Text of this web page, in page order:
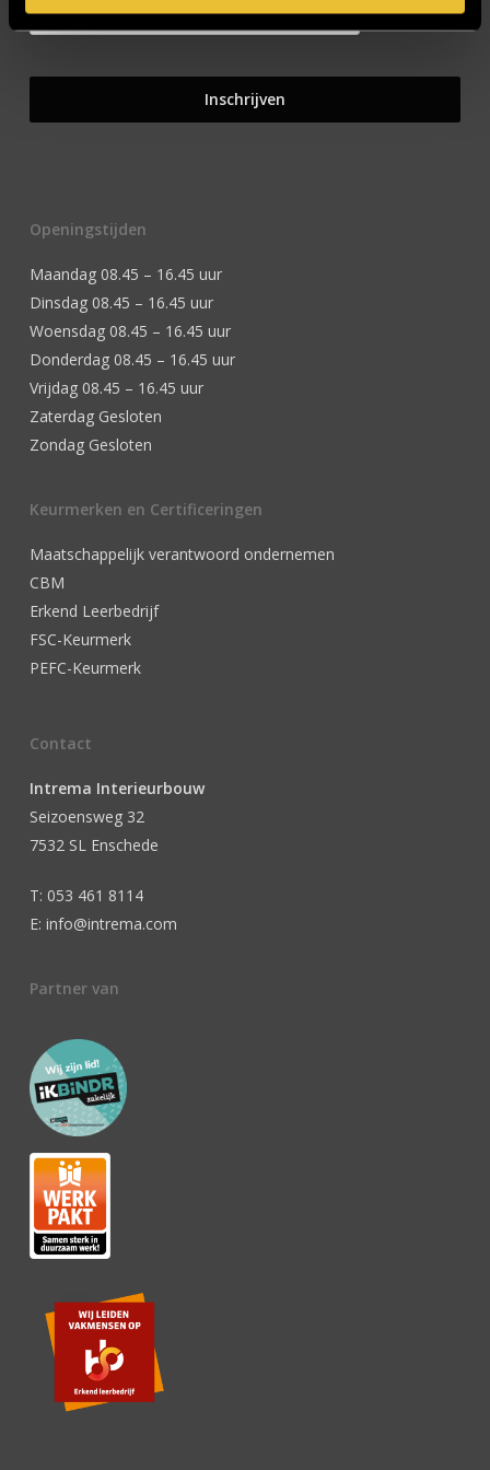
Openingstijden
Maandag 08.45 – 16.45 uur
Dinsdag 08.45 – 16.45 uur
Woensdag 08.45 – 16.45 uur
Donderdag 08.45 – 16.45 uur
Vrijdag 08.45 – 16.45 uur
Zaterdag Gesloten
Zondag Gesloten
Keurmerken en Certificeringen
Maatschappelijk verantwoord ondernemen
CBM
Erkend Leerbedrijf
FSC-Keurmerk
PEFC-Keurmerk
Contact
Intrema Interieurbouw
Seizoensweg 32
7532 SL Enschede
T: 053 461 8114
E: info@intrema.com
Partner van